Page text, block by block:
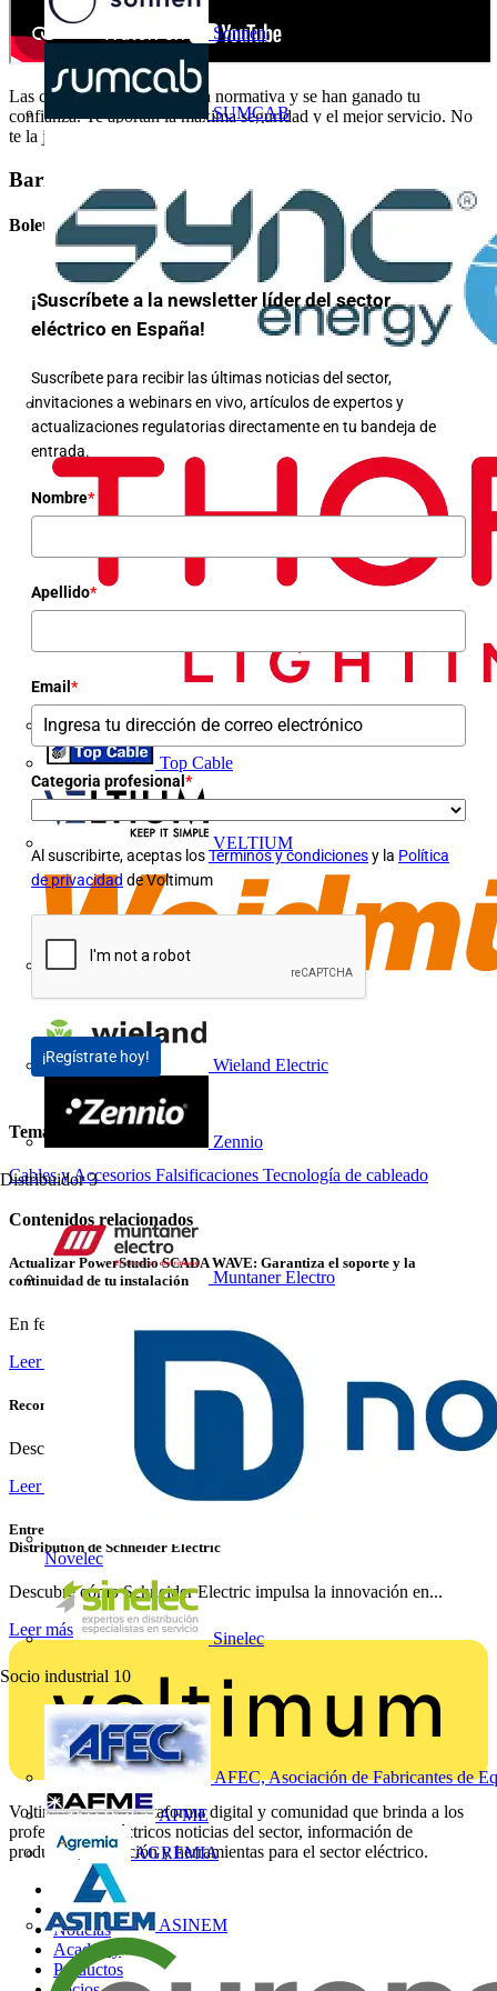
Sonnen
SUMCAB
Top Cable
VELTIUM
Wieland Electric
Zennio
Distribuidor 3
Muntaner Electro
Novelec
Sinelec
Socio industrial 10
AFEC, Asociación de Fabricantes de
AFME
AGREMIA
ASINEM
Las conoces, cumplen con la normativa y se han ganado tu
confianza. Te aportan la máxima seguridad y el mejor servicio. No
te la juegues. Elige marcas.
Barra lateral
Boletín informativo
¡Suscríbete a la newsletter líder del sector
eléctrico en España!
Suscríbete para recibir las últimas noticias del sector,
invitaciones a webinars en vivo, artículos de expertos y
actualizaciones regulatorias directamente en tu bandeja de
entrada.
Nombre*
Apellido*
Email *
Categoria profesional *
Al suscribirte, aceptas losTérminos y condicionesy la Política
de privacidad de Voltimum
¡Regístrate hoy!
Temas
Cables y Accesorios Falsificaciones Tecnología de cableado
Contenidos relacionados
Actualizar PowerStudio SCADA WAVE: Garantiza el soporte y la
continuidad de tu instalación
En febrero de 2026 finalizará oficialmente el soporte para...
Leer más
Reconexión Inteligente: Garantiza Suministro Continuo sin Interrupciones
Descubre cómo las protecciones inteligentes de Chint...
Leer más
Entrevista con Luis Catalán, Business Development Director Home &
Distribution de Schneider Electric
Descubre cómo Schneider Electric impulsa la innovación en...
Leer más
Voltimum es una plataforma digital y comunidad que brinda a los
profesionales eléctricos noticias del sector, información de
productos, formación y herramientas para el sector eléctrico.
Mapa del sitio
Inicio
Noticias
Academy
Productos